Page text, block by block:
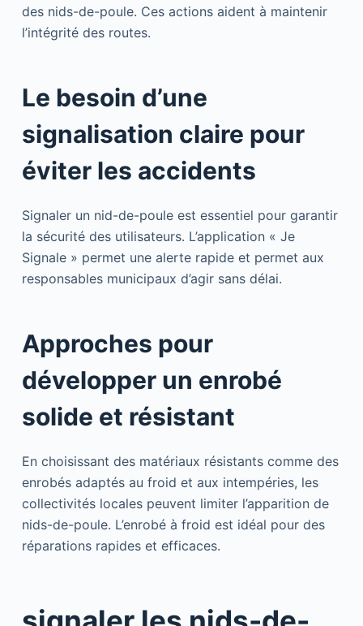
des nids-de-poule. Ces actions aident à maintenir
l’intégrité des routes.
Le besoin d’une
signalisation claire pour
éviter les accidents
Signaler un nid-de-poule est essentiel pour garantir
la sécurité des utilisateurs. L’application « Je
Signale » permet une alerte rapide et permet aux
responsables municipaux d’agir sans délai.
Approches pour
développer un enrobé
solide et résistant
En choisissant des matériaux résistants comme des
enrobés adaptés au froid et aux intempéries, les
collectivités locales peuvent limiter l’apparition de
nids-de-poule. L’enrobé à froid est idéal pour des
réparations rapides et efficaces.